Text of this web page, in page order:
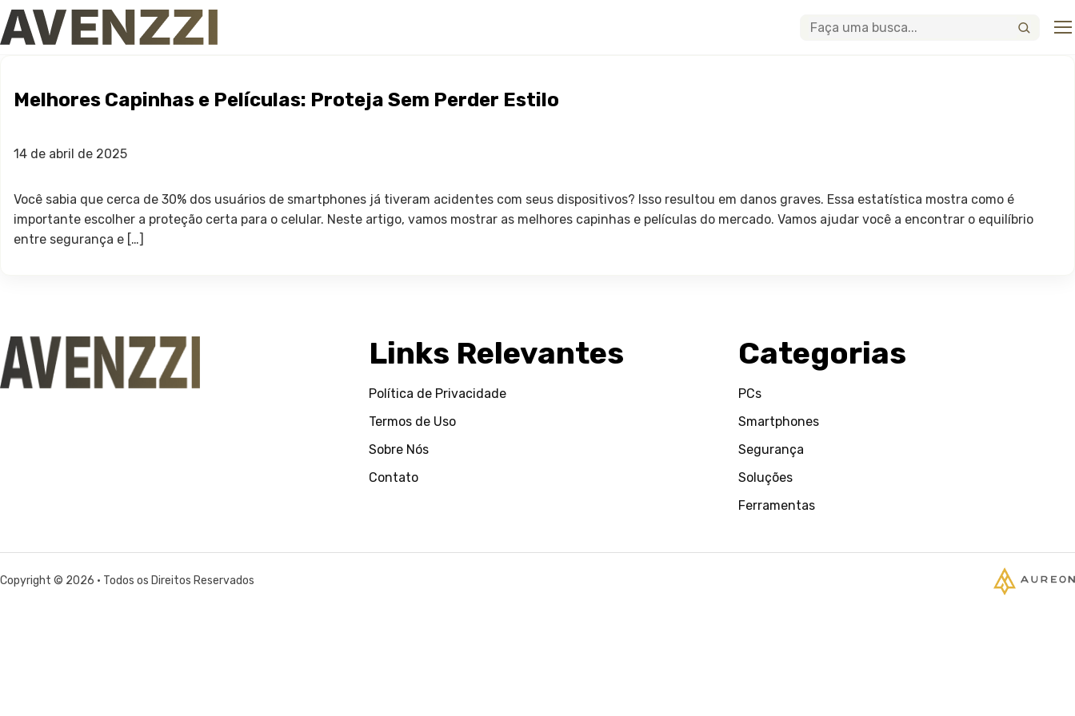
Buscar
Melhores Capinhas e Películas: Proteja Sem Perder Estilo
14 de abril de 2025
Você sabia que cerca de 30% dos usuários de smartphones já tiveram acidentes com seus dispositivos? Isso resultou em danos graves. Essa estatística mostra como é
importante escolher a proteção certa para o celular. Neste artigo, vamos mostrar as melhores capinhas e películas do mercado. Vamos ajudar você a encontrar o equilíbrio
entre segurança e […]
Links Relevantes
Política de Privacidade
Termos de Uso
Sobre Nós
Contato
Categorias
PCs
Smartphones
Segurança
Soluções
Ferramentas
Copyright © 2026 • Todos os Direitos Reservados